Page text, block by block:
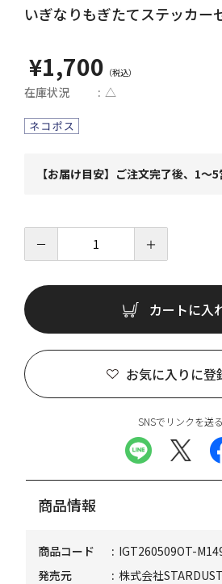
いぎなりもぎたてステッカー
¥1,700
在庫状況 △
【お届け目安】ご注文完了後、1～
－ ＋
カートに入
お気に入りに登
SNSでリンクを送る
商品情報
商品コード
IGT260509OT-
発売元
株式会社